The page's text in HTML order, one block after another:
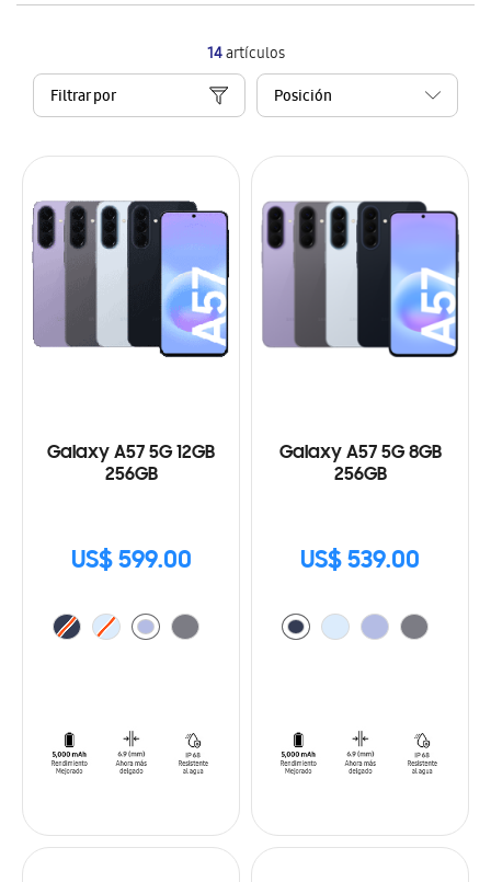
14artículos
Filtrar por
Galaxy A57 5G 12GB
256GB
US$ 599.00
Galaxy A57 5G 8GB
256GB
US$ 539.00